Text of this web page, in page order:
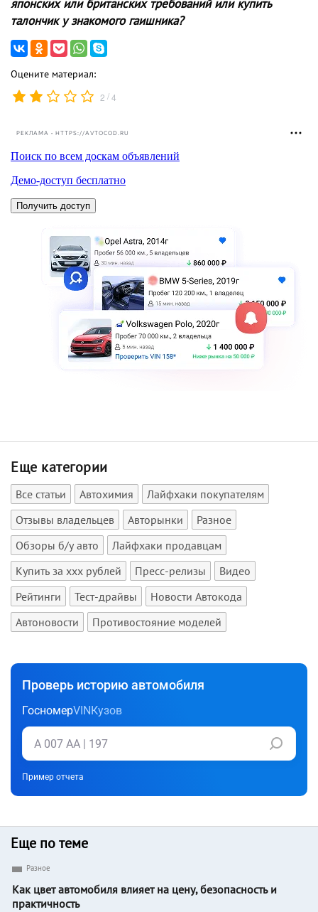
японских или британских требований или купить
талончик у знакомого гаишника?
Оцените материал:
2 /4
РЕКЛАМА • HTTPS://AVTOCOD.RU
Еще категории
Все статьи Автохимия
Лайфхаки покупателям
Отзывы владельцев
Авторынки
Разное
Обзоры б/у авто
Лайфхаки продавцам
Купить за xxx рублей
Пресс-релизы
Видео
Рейтинги
Тест-драйвы
Новости Автокода
Автоновости
Противостояние моделей
Проверь историю автомобиля
ГосномерVIN Кузов
Пример отчета
Еще по теме
Разное
Как цвет автомобиля влияет на цену, безопасность и
практичность